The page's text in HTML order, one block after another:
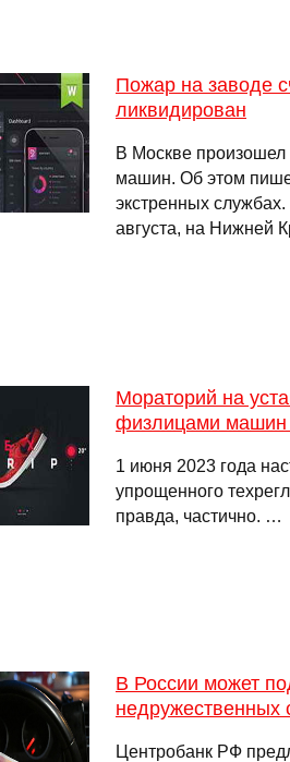
Пожар на заводе
ликвидирован
В Москве произошел
машин. Об этом
экстренных
августа, на Нижней
Мораторий на
физлицами машин
1 июня 2023 года
упрощенного
правда, частично. …
В России может
недружественных
Центробанк РФ